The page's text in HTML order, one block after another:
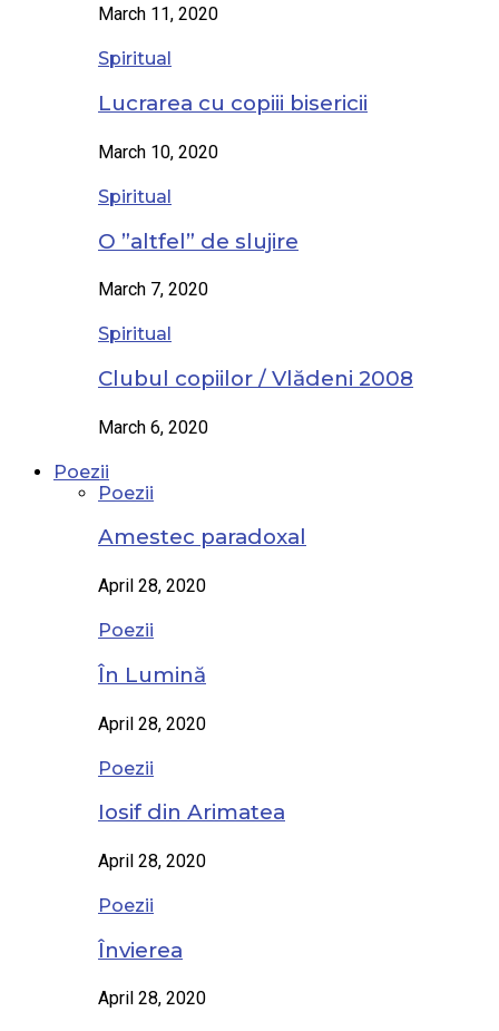
March 11, 2020
Spiritual
Lucrarea cu copiii bisericii
March 10, 2020
Spiritual
O ”altfel” de slujire
March 7, 2020
Spiritual
Clubul copiilor / Vlădeni 2008
March 6, 2020
Poezii
Poezii
Amestec paradoxal
April 28, 2020
Poezii
În Lumină
April 28, 2020
Poezii
Iosif din Arimatea
April 28, 2020
Poezii
Învierea
April 28, 2020